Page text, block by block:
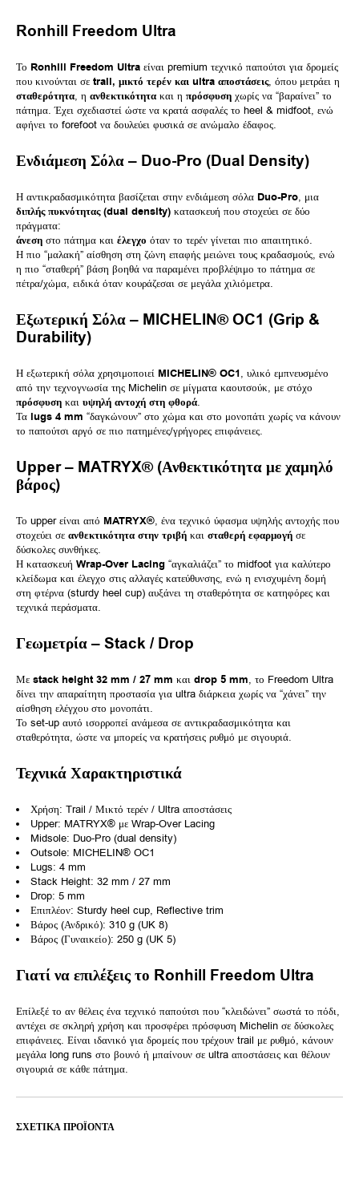
Ronhill Freedom Ultra
Το Ronhill Freedom Ultra είναι premium τεχνικό παπούτσι για δρομείς
που κινούνται σε trail, μικτό τερέν και ultra αποστάσεις, όπου μετράει η
σταθερότητα, η ανθεκτικότητα και η πρόσφυση χωρίς να “βαραίνει” το
πάτημα. Έχει σχεδιαστεί ώστε να κρατά ασφαλές το heel & midfoot, ενώ
αφήνει το forefoot να δουλεύει φυσικά σε ανώμαλο έδαφος.
Ενδιάμεση Σόλα – Duo-Pro (Dual Density)
Η αντικραδασμικότητα βασίζεται στην ενδιάμεση σόλα Duo-Pro, μια
διπλής πυκνότητας (dual density) κατασκευή που στοχεύει σε δύο
πράγματα:
άνεση στο πάτημα και έλεγχο όταν το τερέν γίνεται πιο απαιτητικό.
Η πιο “μαλακή” αίσθηση στη ζώνη επαφής μειώνει τους κραδασμούς, ενώ
η πιο “σταθερή” βάση βοηθά να παραμένει προβλέψιμο το πάτημα σε
πέτρα/χώμα, ειδικά όταν κουράζεσαι σε μεγάλα χιλιόμετρα.
Εξωτερική Σόλα – MICHELIN® OC1 (Grip &
Durability)
Η εξωτερική σόλα χρησιμοποιεί MICHELIN® OC1, υλικό εμπνευσμένο
από την τεχνογνωσία της Michelin σε μίγματα καουτσούκ, με στόχο
πρόσφυση και υψηλή αντοχή στη φθορά.
Τα lugs 4 mm “δαγκώνουν” στο χώμα και στο μονοπάτι χωρίς να κάνουν
το παπούτσι αργό σε πιο πατημένες/γρήγορες επιφάνειες.
Upper – MATRYX® (Ανθεκτικότητα με χαμηλό
βάρος)
Το upper είναι από MATRYX®, ένα τεχνικό ύφασμα υψηλής αντοχής που
στοχεύει σε ανθεκτικότητα στην τριβή και σταθερή εφαρμογή σε
δύσκολες συνθήκες.
Η κατασκευή Wrap-Over Lacing “αγκαλιάζει” το midfoot για καλύτερο
κλείδωμα και έλεγχο στις αλλαγές κατεύθυνσης, ενώ η ενισχυμένη δομή
στη φτέρνα (sturdy heel cup) αυξάνει τη σταθερότητα σε κατηφόρες και
τεχνικά περάσματα.
Γεωμετρία – Stack / Drop
Με stack height 32 mm / 27 mm και drop 5 mm, το Freedom Ultra
δίνει την απαραίτητη προστασία για ultra διάρκεια χωρίς να “χάνει” την
αίσθηση ελέγχου στο μονοπάτι.
Το set-up αυτό ισορροπεί ανάμεσα σε αντικραδασμικότητα και
σταθερότητα, ώστε να μπορείς να κρατήσεις ρυθμό με σιγουριά.
Τεχνικά Χαρακτηριστικά
Χρήση: Trail / Μικτό τερέν / Ultra αποστάσεις
Upper: MATRYX® με Wrap-Over Lacing
Midsole: Duo-Pro (dual density)
Outsole: MICHELIN® OC1
Lugs: 4 mm
Stack Height: 32 mm / 27 mm
Drop: 5 mm
Επιπλέον: Sturdy heel cup, Reflective trim
Βάρος (Ανδρικό): 310 g (UK 8)
Βάρος (Γυναικείο): 250 g (UK 5)
Γιατί να επιλέξεις το Ronhill Freedom Ultra
Επίλεξέ το αν θέλεις ένα τεχνικό παπούτσι που “κλειδώνει” σωστά το πόδι,
αντέχει σε σκληρή χρήση και προσφέρει πρόσφυση Michelin σε δύσκολες
επιφάνειες. Είναι ιδανικό για δρομείς που τρέχουν trail με ρυθμό, κάνουν
μεγάλα long runs στο βουνό ή μπαίνουν σε ultra αποστάσεις και θέλουν
σιγουριά σε κάθε πάτημα.
ΣΧΕΤΙΚΆ ΠΡΟΪΌΝΤΑ